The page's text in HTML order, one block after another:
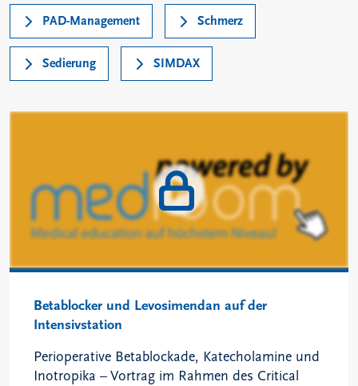
PAD-Management Schmerz
Sedierung SIMDAX
Betablocker und Levosimendan auf der
Intensivstation
Perioperative Betablockade, Katecholamine und
Inotropika – Vortrag im Rahmen des Critical